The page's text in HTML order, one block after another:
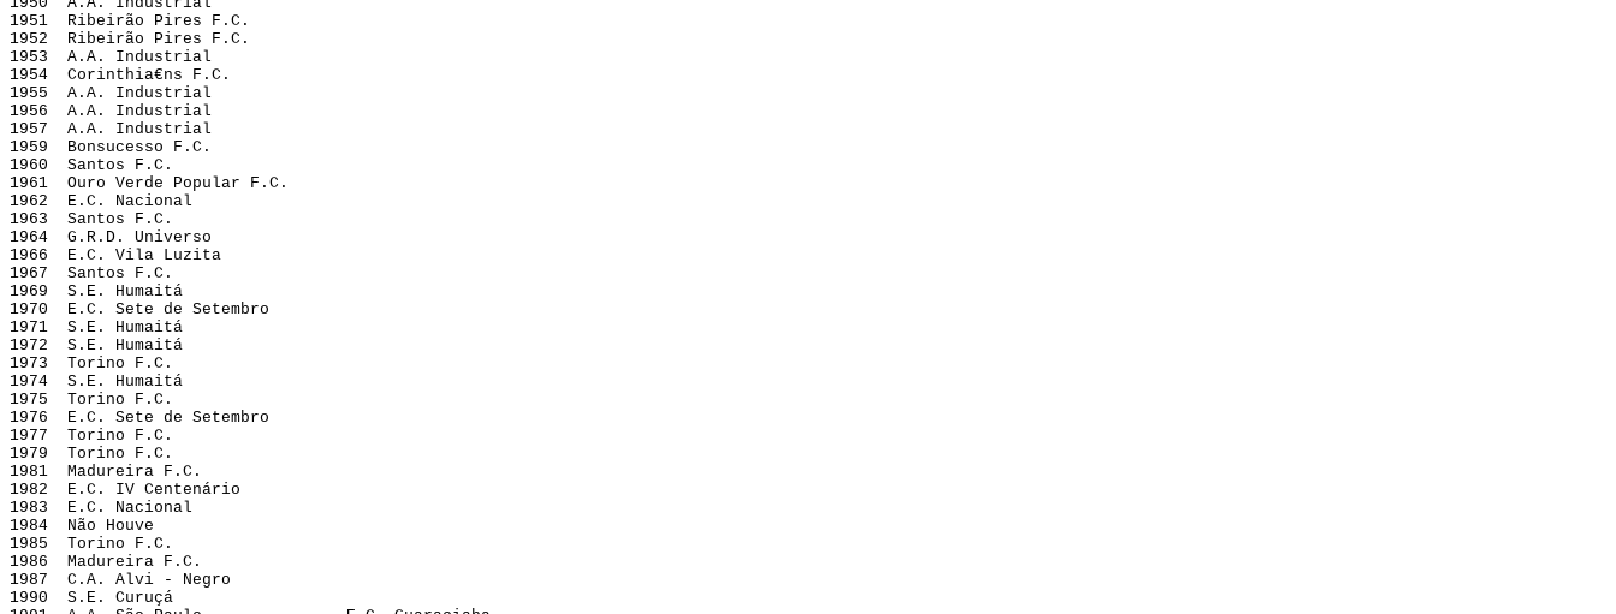
1951  Ribeirão Pires F.C.
1952  Ribeirão Pires F.C.
1953  A.A. Industrial
1954  Corinthia€ns F.C.
1955  A.A. Industrial
1956  A.A. Industrial
1957  A.A. Industrial
1959  Bonsucesso F.C.
1960  Santos F.C.
1961  Ouro Verde Popular F.C.
1962  E.C. Nacional
1963  Santos F.C.
1964  G.R.D. Universo
1966  E.C. Vila Luzita
1967  Santos F.C.
1969  S.E. Humaitá
1970  E.C. Sete de Setembro
1971  S.E. Humaitá
1972  S.E. Humaitá
1973  Torino F.C.
1974  S.E. Humaitá
1975  Torino F.C.
1976  E.C. Sete de Setembro
1977  Torino F.C.
1979  Torino F.C.
1981  Madureira F.C.
1982  E.C. IV Centenário
1983  E.C. Nacional
1984  Não Houve
1985  Torino F.C.
1986  Madureira F.C.
1987  C.A. Alvi - Negro
1990  S.E. Curuçá